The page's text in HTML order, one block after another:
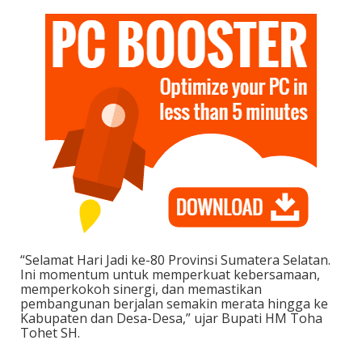
“Selamat Hari Jadi ke-80 Provinsi Sumatera Selatan.
Ini momentum untuk memperkuat kebersamaan,
memperkokoh sinergi, dan memastikan
pembangunan berjalan semakin merata hingga ke
Kabupaten dan Desa-Desa,” ujar Bupati HM Toha
Tohet SH.